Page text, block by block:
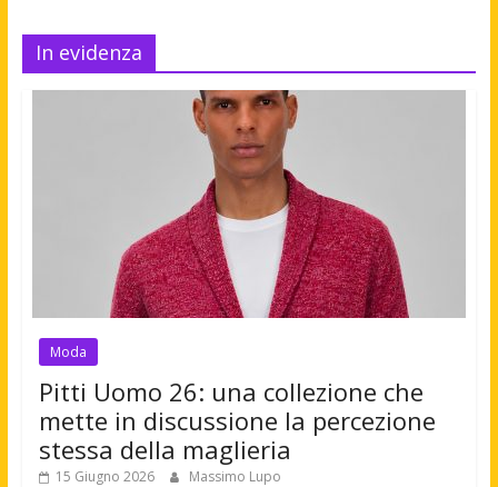
In evidenza
Moda
Pitti Uomo 26: una collezione che
mette in discussione la percezione
stessa della maglieria
15 Giugno 2026 Massimo Lupo